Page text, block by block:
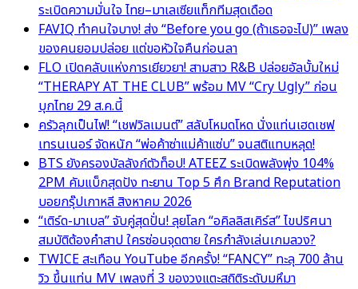
ระเบิดความมั่นใจ ไทย–มาเลเซียแท็กทีมสุดเดือด
FAVIQ ทำคนใจบาง! ส่ง “Before you go (ถ้าเธอจะไป)” เพลง
ของคนยอมปล่อย แต่ขอหัวใจคืนก่อนลา
FLO เปิดคลับแห่งการเยียวยา! สามสาว R&B ปล่อยอัลบั้มใหม่
“THERAPY AT THE CLUB” พร้อม MV “Cry Ugly” ก่อน
บุกไทย 29 ส.ค.นี้
ครัวลุกเป็นไฟ! “เชฟวิลเมนต์” สลับโหมดโหด นั่งแท่นเฮดเชฟ
เทรนเนอร์ จัดหนัก “พ่อค้าซ่าแม่ค้าแซ่บ” จนสติแทบหลุด!
BTS ยังครองบัลลังก์ตัวท็อป! ATEEZ ระเบิดพลังพุ่ง 104%
2PM คัมแบ็กสุดปัง ทะยาน Top 5 ศึก Brand Reputation
บอยกรุ๊ปเกาหลี สิงหาคม 2026
“เติร์ด-มาเบล” จับคู่สุดปั่น! ลุยโลก “อคิลลิสเคิร์ส” ไขปริศนา
สมบัติต้องคำสาป ใครซ่อนจุดตาย ใครกำลังเล่นเกมลวง?
TWICE สะเทือน YouTube อีกครั้ง! “FANCY” ทะลุ 700 ล้าน
วิว ขึ้นแท่น MV เพลงที่ 3 ของวงแตะสถิติระดับมหึมา